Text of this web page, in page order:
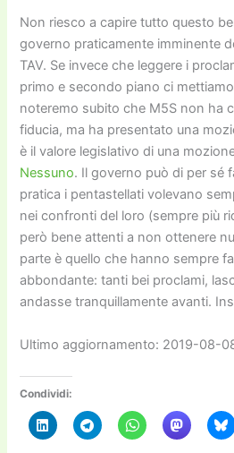
Non riesco a capire tutto questo
governo praticamente imminente
TAV. Se invece che leggere i
primo e secondo piano ci
noteremo subito che M5S non ha
fiducia, ma ha presentato una
è il valore legislativo di una
Nessuno. Il governo può di per sé
pratica i pentastellati volevano
nei confronti del loro (sempre più
però bene attenti a non ottenere
parte è quello che hanno sempre
abbondante: tanti bei proclami,
andasse tranquillamente avanti.
Ultimo aggiornamento: 2019-08-
Condividi: